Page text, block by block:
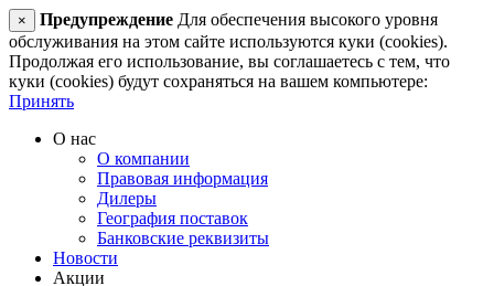
× Предупреждение Для обеспечения высокого уровня
обслуживания на этом сайте используются куки (cookies).
Продолжая его использование, вы соглашаетесь с тем, что
куки (cookies) будут сохраняться на вашем компьютере:
Принять
О нас
О компании
Правовая информация
Дилеры
География поставок
Банковские реквизиты
Новости
Акции